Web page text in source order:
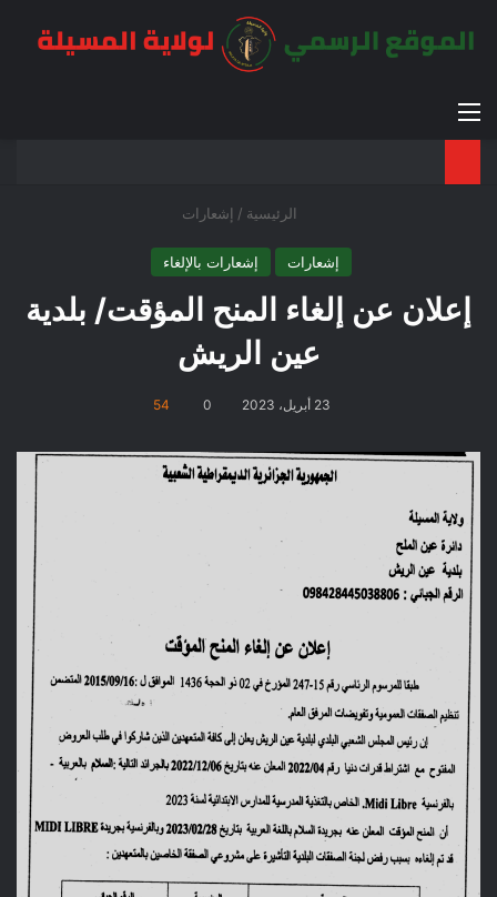
القائمة
الرئيسية / إشعارات
إشعارات إشعارات بالإلغاء
إعلان عن إلغاء المنح المؤقت/ بلدية
عين الريش
23 أبريل، 2023 0
54